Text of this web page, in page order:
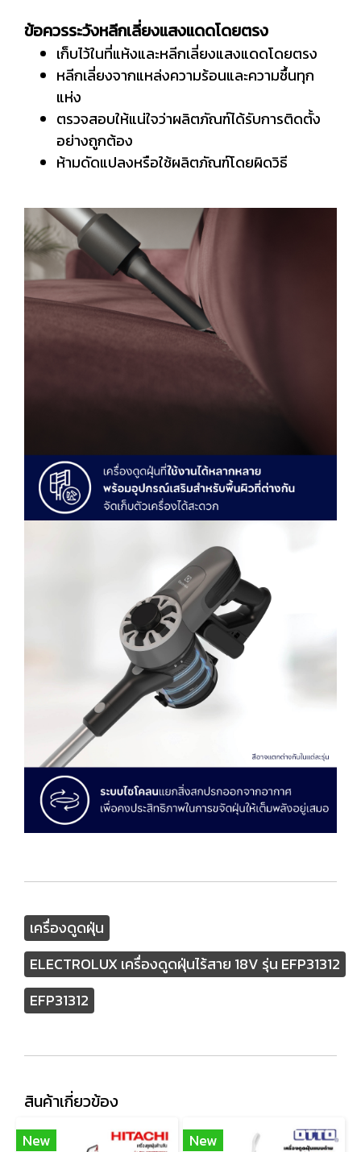
ข้อควรระวังหลีกเลี่ยงแสงแดดโดยตรง
เก็บไว้ในที่แห้งและหลีกเลี่ยงแสงแดดโดยตรง
หลีกเลี่ยงจากแหล่งความร้อนและความชื้นทุก
แห่ง
ตรวจสอบให้แน่ใจว่าผลิตภัณฑ์ได้รับการติดตั้ง
อย่างถูกต้อง
ห้ามดัดแปลงหรือใช้ผลิตภัณฑ์โดยผิดวิธี
เครื่องดูดฝุ่น
ELECTROLUX เครื่องดูดฝุ่นไร้สาย 18V รุ่น EFP31312
EFP31312
สินค้าเกี่ยวข้อง
New New